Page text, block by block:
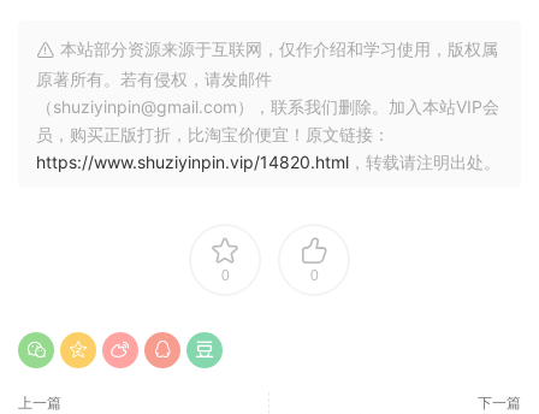
本站部分资源来源于互联网，仅作介绍和学习使用，版权属
原著所有。若有侵权，请发邮件
（shuziyinpin@gmail.com），联系我们删除。加入本站VIP会
员，购买正版打折，比淘宝价便宜！原文链接：
https://www.shuziyinpin.vip/14820.html ，转载请注明出处。
0 0
上一篇 下一篇